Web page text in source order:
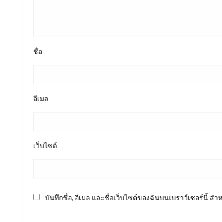
ชื่อ
อีเมล
เว็บไซต์
บันทึกชื่อ, อีเมล และชื่อเว็บไซต์ของฉันบนเบราว์เซอร์นี้ สำ